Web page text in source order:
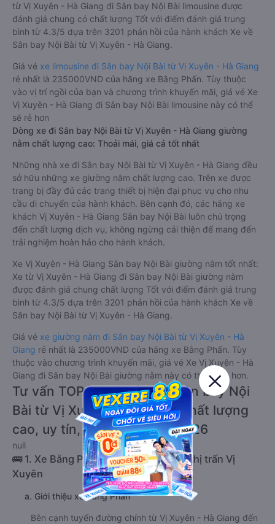
từ Vị Xuyên - Hà Giang đi Sân bay Nội Bài limousine được
đánh giá chung có chất lượng Tốt với điểm đánh giá trung
bình từ 4.3/5 dựa trên 3201 phản hồi của hành khách Xe về
Sân bay Nội Bài từ Vị Xuyên - Hà Giang.
Giá vé xe limousine đi Sân bay Nội Bài từ Vị Xuyên - Hà Giang
rẻ nhất là 235000VND của hãng xe Bằng Phấn. Tùy thuộc
vào vị trí ngồi của bạn và chương trình khuyến mãi, giá vé Xe
Vị Xuyên - Hà Giang đi Sân bay Nội Bài limousine này có thể
sẽ rẻ hơn
Dòng xe đi Sân bay Nội Bài từ Vị Xuyên - Hà Giang giường
nằm chất lượng cao: Thoải mái, giá cả tốt nhất
Những nhà xe đi Sân bay Nội Bài từ Vị Xuyên - Hà Giang đều
sở hữu những xe giường nằm chất lượng cao. Trên xe được
trang bị đầy đủ các trang thiết bị hiện đại phục vụ cho nhu
cầu di chuyển của hành khách. Bên cạnh đó, các hãng xe
khách Vị Xuyên - Hà Giang Sân bay Nội Bài luôn chú trọng
đến chất lượng dịch vụ, không ngừng cải thiện để mang đến
trải nghiệm hoàn hảo cho hành khách.
Xe Vị Xuyên - Hà Giang Sân bay Nội Bài giường nằm tốt nhất:
Xe từ Vị Xuyên - Hà Giang đi Sân bay Nội Bài giường nằm
được đánh giá chung chất lượng Tốt với điểm đánh giá trung
bình từ 4.3/5 dựa trên 3201 phản hồi của hành khách Xe về
Sân bay Nội Bài từ Vị Xuyên - Hà Giang.
Giá vé xe giường nằm đi Sân bay Nội Bài từ Vị Xuyên - Hà
Giang rẻ nhất là 235000VND của hãng xe Bằng Phấn. Tùy
thuộc vào chương trình khuyến mãi, giá vé Xe Vị Xuyên - Hà
Giang đi Sân bay Nội Bài giường nằm này có thể sẽ rẻ hơn.
Tư vấn TOP 2 xe khách đi Sân bay Nội
Bài từ Vị Xuyên - Hà Giang chất lượng
cao, uy tín, giá rẻ nhất 08/2026
null
🚌 1. Xe Bằng Phấn khởi hành tại Tổ 8 thị trấn Vị
Xuyên
a. Giới thiệu xe Bằng Phấn
Bên cạnh tuyến đường chính từ Vị Xuyên - Hà Giang đến